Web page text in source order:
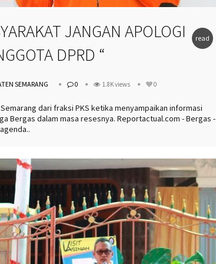
read
JANGAN APOLOGI
DPRD “
SEMARANG 0 1.8K views 0
dari fraksi PKS ketika menyampaikan informasi
Bergas dalam masa resesnya. Reportactual.com - Bergas -